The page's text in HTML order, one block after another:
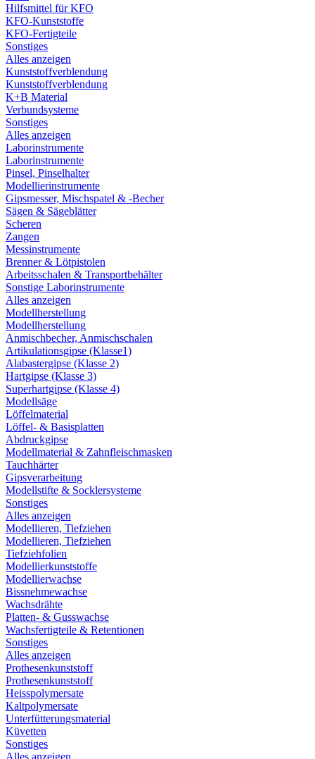
Hilfsmittel für KFO
KFO-Kunststoffe
KFO-Fertigteile
Sonstiges
Alles anzeigen
Kunststoffverblendung
Kunststoffverblendung
K+B Material
Verbundsysteme
Sonstiges
Alles anzeigen
Laborinstrumente
Laborinstrumente
Pinsel, Pinselhalter
Modellierinstrumente
Gipsmesser, Mischspatel & -Becher
Sägen & Sägeblätter
Scheren
Zangen
Messinstrumente
Brenner & Lötpistolen
Arbeitsschalen & Transportbehälter
Sonstige Laborinstrumente
Alles anzeigen
Modellherstellung
Modellherstellung
Anmischbecher, Anmischschalen
Artikulationsgipse (Klasse1)
Alabastergipse (Klasse 2)
Hartgipse (Klasse 3)
Superhartgipse (Klasse 4)
Modellsäge
Löffelmaterial
Löffel- & Basisplatten
Abdruckgipse
Modellmaterial & Zahnfleischmasken
Tauchhärter
Gipsverarbeitung
Modellstifte & Socklersysteme
Sonstiges
Alles anzeigen
Modellieren, Tiefziehen
Modellieren, Tiefziehen
Tiefziehfolien
Modellierkunststoffe
Modellierwachse
Bissnehmewachse
Wachsdrähte
Platten- & Gusswachse
Wachsfertigteile & Retentionen
Sonstiges
Alles anzeigen
Prothesenkunststoff
Prothesenkunststoff
Heisspolymersate
Kaltpolymersate
Unterfütterungsmaterial
Küvetten
Sonstiges
Alles anzeigen